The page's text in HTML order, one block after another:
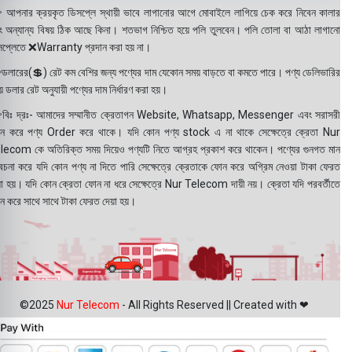
ক্রয়কৃত ডিসপ্লে স্থায়ী ভাবে লাগানোর আগে মোবাইলে লাগিয়ে চেক করে নিবেন কালার
অন্যান্য বিষয় ঠিক আছে কিনা। শতভাগ নিশ্চিত হয়ে পলি তুলবেন। পলি তোলা বা আঠা লাগানো
❌Warranty প্রদান করা হয় না।
রেট কম বেশির জন্য পণ্যের দাম যেকোন সময় বাড়তে বা কমতে পারে। পণ্য ডেলিভারির
ডলার রেট অনুযায়ী পণ্যের দাম নির্ধারণ করা হয়।
দ্রঃ- আমাদের সম্মানীত ক্রেতাগন Website, Whatsapp, Messenger এবং সরাসরী
করে পণ্য Order করে থাকে। যদি কোন পণ্য stock এ না থাকে সেক্ষেত্রে ক্রেতা Nur
কে অতিরিক্ত সময় দিয়েও পণ্যটি নিতে আগ্রহ প্রকাশ করে থাকেন। পণ্যের গুনগত মান
করে যদি কোন পণ্য না দিতে পারি সেক্ষেত্রে ক্রেতাকে ফোন করে অগ্রিম নেওয়া টাকা ফেরত
হয়। যদি কোন ক্রেতা ফোন না ধরে সেক্ষেত্রে Nur Telecom দায়ী নয়। ক্রেতা যদি পরবর্তীতে
করে সাথে সাথে টাকা ফেরত দেয়া হয়।
©2025 Nur Telecom - All Rights Reserved || Created with ❤